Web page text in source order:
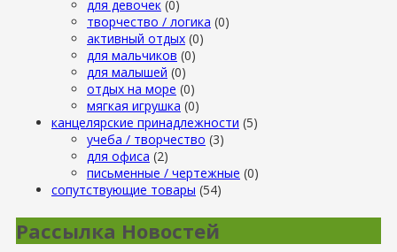
для девочек (0)
творчество / логика (0)
активный отдых (0)
для мальчиков (0)
для малышей (0)
отдых на море (0)
мягкая игрушка (0)
канцелярские принадлежности (5)
учеба / творчество (3)
для офиса (2)
письменные / чертежные (0)
сопутствующие товары (54)
Рассылка Новостей